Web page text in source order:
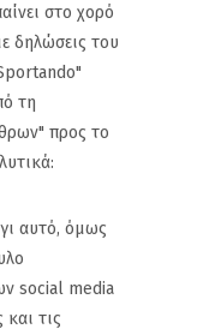
στο χορό
δηλώσεις του
τη
προς το
αυτό, όμως
social media
τις